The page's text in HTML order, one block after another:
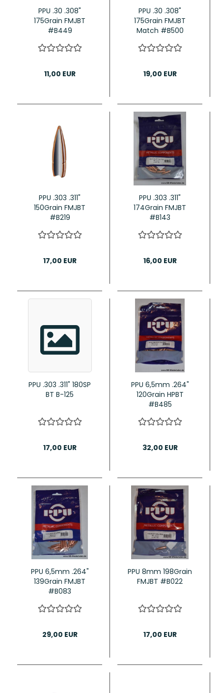
PPU .30 .308"
175Grain FMJBT
#B449
11,00 EUR
PPU .30 .308"
175Grain FMJBT
Match #B500
19,00 EUR
PPU .303 .311"
150Grain FMJBT
#B219
17,00 EUR
PPU .303 .311"
174Grain FMJBT
#B143
16,00 EUR
PPU .303 .311" 180SP
BT B-125
17,00 EUR
PPU 6,5mm .264"
120Grain HPBT
#B485
32,00 EUR
PPU 6,5mm .264"
139Grain FMJBT
#B083
29,00 EUR
PPU 8mm 198Grain
FMJBT #B022
17,00 EUR